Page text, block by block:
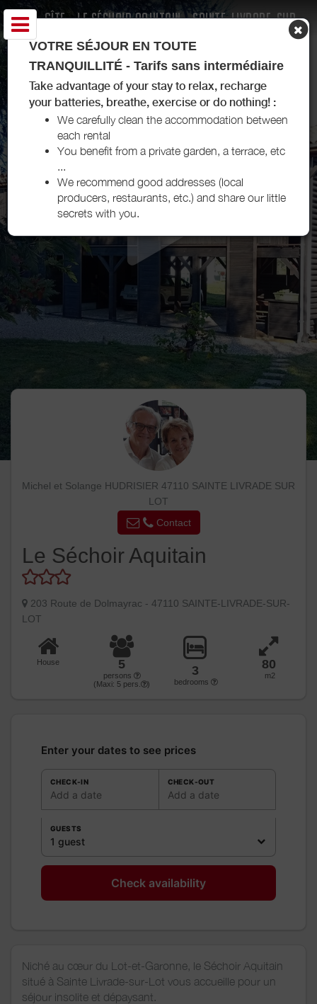
GÎTE - LE SÉCHOIR AQUITAIN - SAINTE-LIVRADE-SUR-
VOTRE SÉJOUR EN TOUTE
TRANQUILLITÉ - Tarifs sans intermédiaire
Take advantage of your stay to relax, recharge
your batteries, breathe, exercise or do nothing! :
We carefully clean the accommodation between
each rental
You benefit from a private garden, a terrace, etc
...
We recommend good addresses (local
producers, restaurants, etc.) and share our little
secrets with you.
Michel et Solange HUDRISIER 47110 SAINTE LIVRADE SUR
LOT
Contact
Le Séchoir Aquitain
203 Route de Dolmayrac - 47110 SAINTE-LIVRADE-SUR-
LOT
House 5
persons
(Maxi: 5 pers. )
3
bedrooms
80
m2
Enter your dates to see prices
CHECK-IN
Add a date
CHECK-OUT
Add a date
GUESTS
1 guest
Check availability
Niché au cœur du Lot-et-Garonne, le Séchoir Aquitain
situé à Sainte Livrade-sur-Lot vous accueille pour un
séjour insolite et dépaysant.